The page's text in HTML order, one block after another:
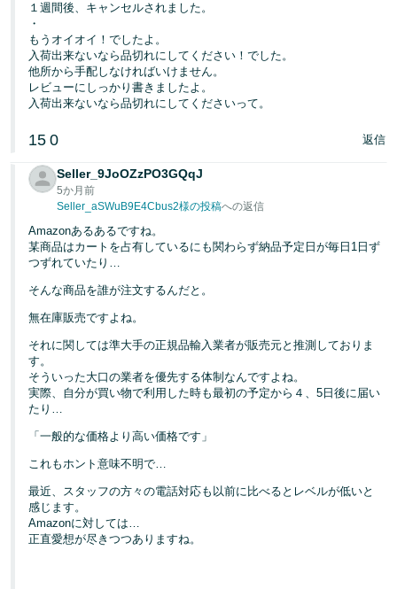
１週間後、キャンセルされました。
・
もうオイオイ！でしたよ。
入荷出来ないなら品切れにしてください！でした。
他所から手配しなければいけません。
レビューにしっかり書きましたよ。
入荷出来ないなら品切れにしてくださいって。
15 0 返信
Seller_9JoOZzPO3GQqJ
5か月前
Seller_aSWuB9E4Cbus2様の投稿への返信
Amazonあるあるですね。
某商品はカートを占有しているにも関わらず納品予定日が毎日1日ず
つずれていたり…
そんな商品を誰が注文するんだと。
無在庫販売ですよね。
それに関しては準大手の正規品輸入業者が販売元と推測しておりま
す。
そういった大口の業者を優先する体制なんですよね。
実際、自分が買い物で利用した時も最初の予定から４、5日後に届い
たり…
「一般的な価格より高い価格です」
これもホント意味不明で…
最近、スタッフの方々の電話対応も以前に比べるとレベルが低いと
感じます。
Amazonに対しては…
正直愛想が尽きつつありますね。